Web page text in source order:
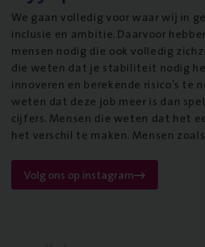
We gaan volledig voor waar wij in
inclusie en ambitie. Daarvoor
mensen nodig die ook volledig
die weten dat je stabiliteit nodig
innoveren en berekende risico’s te
weten dat deze job meer is dan
cijfers. Mensen die weten dat het
het verschil te maken. Mensen
Volg ons op instagram